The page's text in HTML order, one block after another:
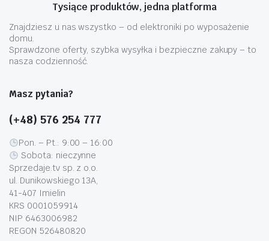
Tysiące produktów, jedna platforma
Znajdziesz u nas wszystko – od elektroniki po wyposażenie
domu.
Sprawdzone oferty, szybka wysyłka i bezpieczne zakupy – to
nasza codzienność.
Masz pytania?
(+48) 576 254 777
Pon. – Pt.: 9:00 – 16:00
Sobota: nieczynne
Sprzedaje.tv sp. z o.o.
ul. Dunikowskiego 13A,
41-407 Imielin
KRS 0001059914
NIP 6463006982
REGON 526480820